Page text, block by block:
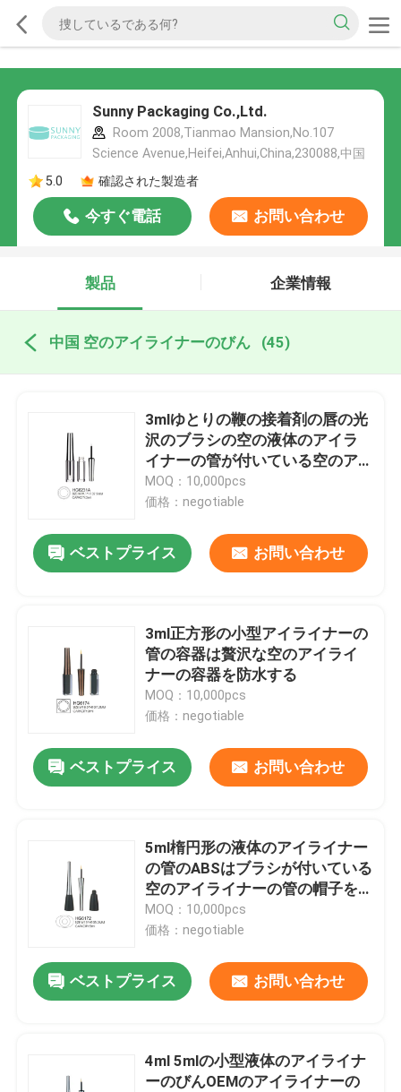
Sunny Packaging Co.,Ltd.
Room 2008,Tianmao Mansion,No.107
Science Avenue,Heifei,Anhui,China,230088,中国
5.0
確認された製造者
今すぐ電話 お問い合わせ
製品 企業情報
中国 空のアイライナーのびん (45)
3mlゆとりの鞭の接着剤の唇の光
沢のブラシの空の液体のアイラ
イナーの管が付いている空のア
イライナーのびん
MOQ：10,000pcs
価格：negotiable
ベストプライス お問い合わせ
3ml正方形の小型アイライナーの
管の容器は贅沢な空のアイライ
ナーの容器を防水する
MOQ：10,000pcs
価格：negotiable
ベストプライス お問い合わせ
5ml楕円形の液体のアイライナー
の管のABSはブラシが付いている
空のアイライナーの管の帽子を
かわいがる
MOQ：10,000pcs
価格：negotiable
ベストプライス お問い合わせ
4ml 5mlの小型液体のアイライナ
ーのびんOEMのアイライナーの